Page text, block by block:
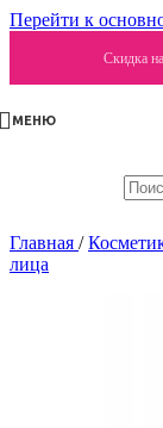
Перейти к
Скидка
МЕНЮ
Главная /
лица